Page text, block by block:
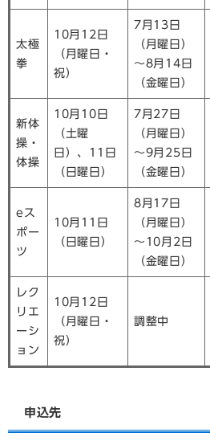
太極
拳
10月12日
（月曜日・
祝）
7月13日
（月曜日）
～8月14日
（金曜日）
新体
操・
体操
10月10日
（土曜
日）、11日
（日曜日）
7月27日
（月曜日）
～9月25日
（金曜日）
eス
ポー
ツ
10月11日
（日曜日）
8月17日
（月曜日）
～10月2日
（金曜日）
レク
リエ
ーシ
ョン
10月12日
（月曜日・
祝）
調整中
申込先